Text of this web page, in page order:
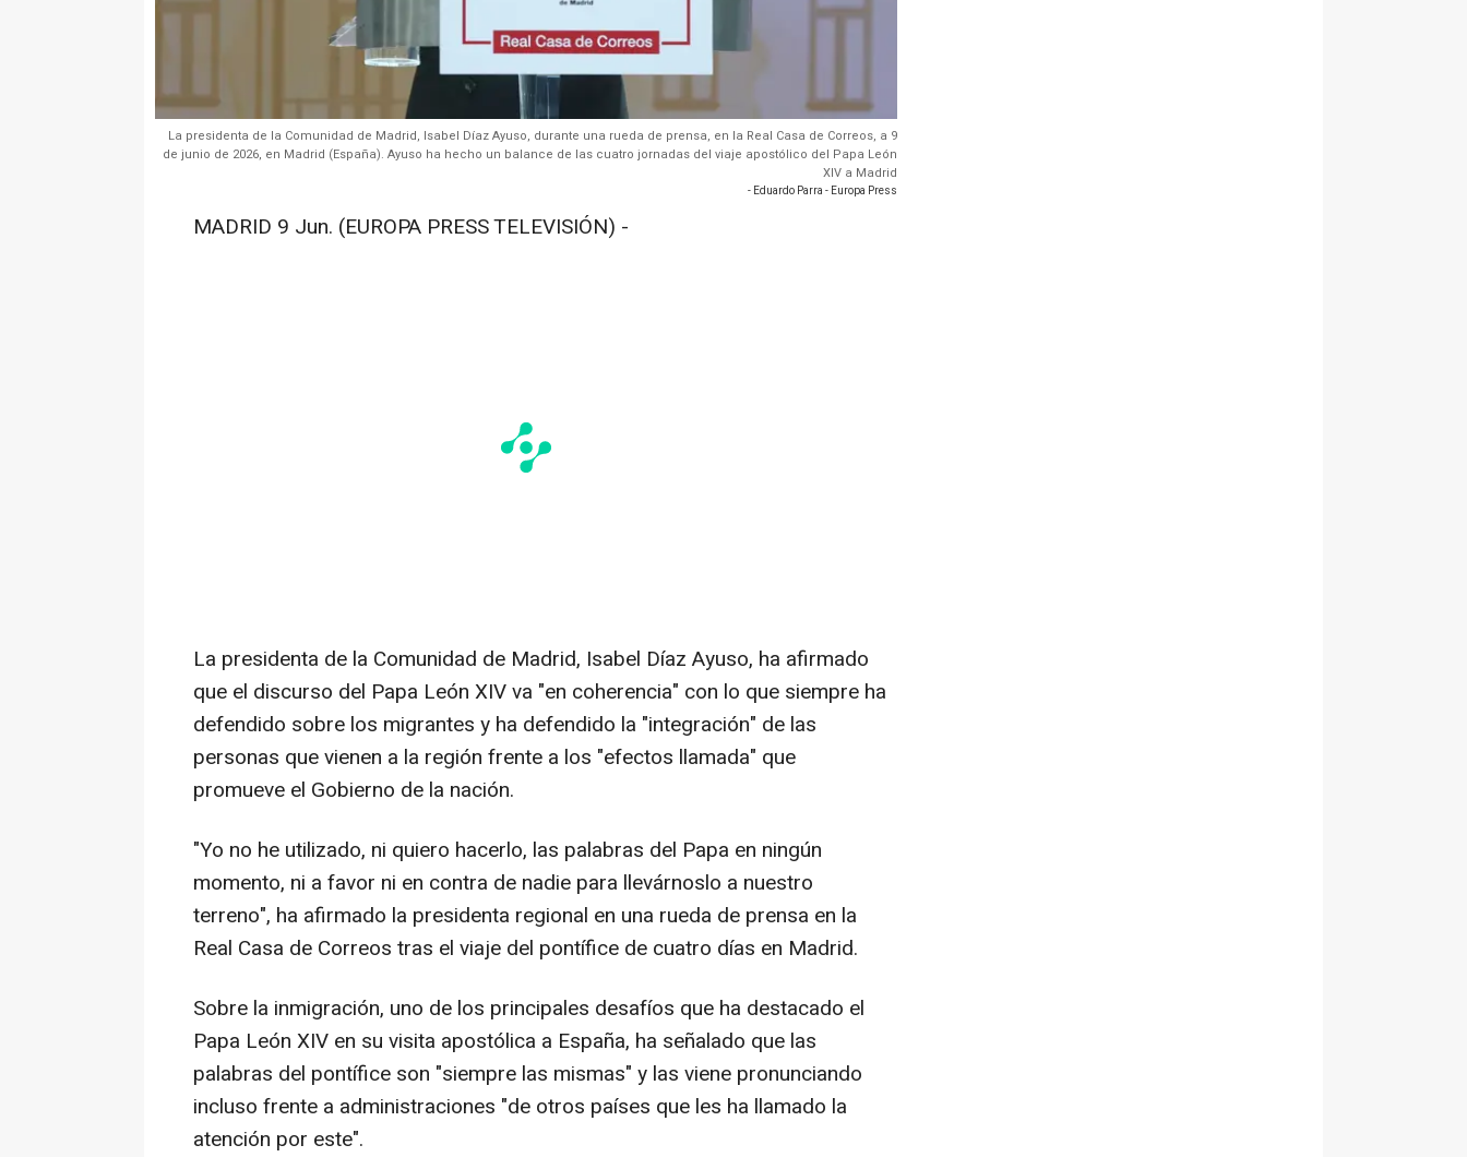
La presidenta de la Comunidad de Madrid, Isabel Díaz Ayuso, durante una rueda de prensa, en la Real Casa de Correos, a 9
de junio de 2026, en Madrid (España). Ayuso ha hecho un balance de las cuatro jornadas del viaje apostólico del Papa León
XIV a Madrid
- Eduardo Parra - Europa Press
MADRID 9 Jun. (EUROPA PRESS TELEVISIÓN) -
La presidenta de la Comunidad de Madrid, Isabel Díaz Ayuso, ha afirmado
que el discurso del Papa León XIV va "en coherencia" con lo que siempre ha
defendido sobre los migrantes y ha defendido la "integración" de las
personas que vienen a la región frente a los "efectos llamada" que
promueve el Gobierno de la nación.
"Yo no he utilizado, ni quiero hacerlo, las palabras del Papa en ningún
momento, ni a favor ni en contra de nadie para llevárnoslo a nuestro
terreno", ha afirmado la presidenta regional en una rueda de prensa en la
Real Casa de Correos tras el viaje del pontífice de cuatro días en Madrid.
Sobre la inmigración, uno de los principales desafíos que ha destacado el
Papa León XIV en su visita apostólica a España, ha señalado que las
palabras del pontífice son "siempre las mismas" y las viene pronunciando
incluso frente a administraciones "de otros países que les ha llamado la
atención por este".